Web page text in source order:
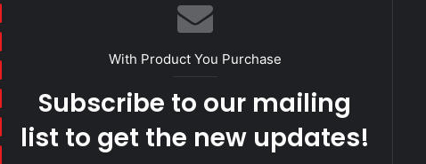
With Product You Purchase
Subscribe to our mailing
list to get the new updates!